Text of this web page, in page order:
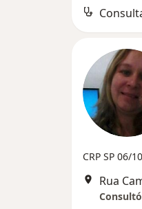
CRP SP 06/
Rua